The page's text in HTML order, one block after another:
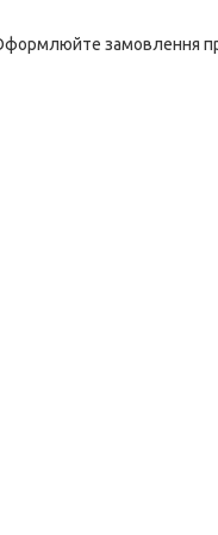
Оформлюйте замовлення